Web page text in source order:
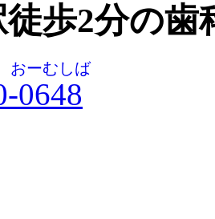
歩2分の歯
0648
おーむしば